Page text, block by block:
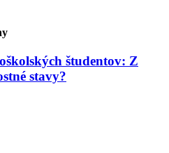
študentov: Z
stavy?